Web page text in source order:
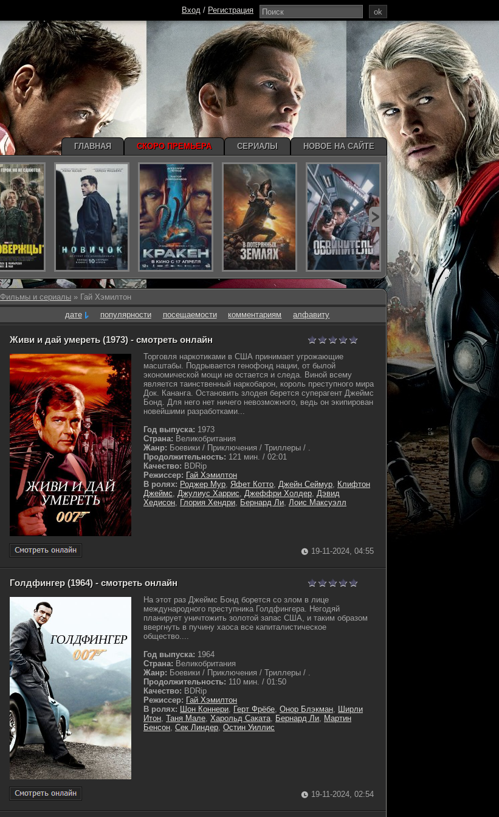
Фильмы и сериалы » Гай Хэмилтон
дате
популярности посещаемости комментариям алфавиту
Живи и дай умереть (1973) - смотреть онлайн
Торговля наркотиками в США принимает угрожающие
масштабы. Подрывается генофонд нации, от былой
экономической мощи не остается и следа. Виной всему
является таинственный наркобарон, король преступного мира
Док. Кананга. Остановить злодея берется суперагент Джеймс
Бонд. Для него нет ничего невозможного, ведь он экипирован
новейшими разработками...
Год выпуска: 1973
Страна: Великобритания
Жанр: Боевики / Приключения / Триллеры / .
Продолжительность: 121 мин. / 02:01
Качество: BDRip
Режиссер: Гай Хэмилтон
В ролях: Роджер Мур, Яфет Котто, Джейн Сеймур, Клифтон
Джеймс, Джулиус Харрис, Джеффри Холдер, Дэвид
Хедисон, Глория Хендри, Бернард Ли, Лоис Максуэлл
19-11-2024, 04:55
Голдфингер (1964) - смотреть онлайн
На этот раз Джеймс Бонд борется со злом в лице
международного преступника Голдфингера. Негодяй
планирует уничтожить золотой запас США, и таким образом
ввергнуть в пучину хаоса все капиталистическое
общество....
Год выпуска: 1964
Страна: Великобритания
Жанр: Боевики / Приключения / Триллеры / .
Продолжительность: 110 мин. / 01:50
Качество: BDRip
Режиссер: Гай Хэмилтон
В ролях: Шон Коннери, Герт Фрёбе, Онор Блэкман, Ширли
Итон, Таня Мале, Харольд Саката, Бернард Ли, Мартин
Бенсон, Сек Линдер, Остин Уиллис
19-11-2024, 02:54
ok
Вход / Регистрация
ГЛАВНАЯ СКОРО ПРЕМЬЕРА СЕРИАЛЫ НОВОЕ НА САЙТЕ